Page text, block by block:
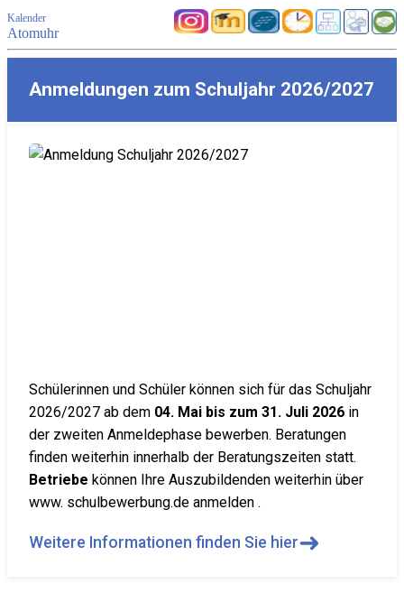
Kalender
Atomuhr
Anmeldungen zum Schuljahr 2026/2027
Schülerinnen und Schüler können sich für das Schuljahr
2026/2027 ab dem 04. Mai bis zum 31. Juli 2026 in
der zweiten Anmeldephase bewerben. Beratungen
finden weiterhin innerhalb der Beratungszeiten statt.
Betriebe können Ihre Auszubildenden weiterhin über
www. schulbewerbung.de anmelden .
Weitere Informationen finden Sie hier➜